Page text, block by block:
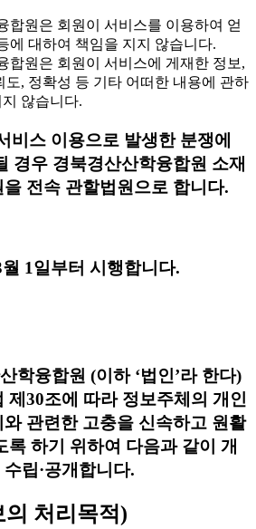
합원은 회원이 서비스를 이용하여 얻
에 대하여 책임을 지지 않습니다.
합원은 회원이 서비스에 게재한 정보,
도, 정확성 등 기타 어떠한 내용에 관하
않습니다.
비스 이용으로 발생한 분쟁에
경우 경북경산산학융합원 소재
전속 관할법원으로 합니다.
1일부터 시행합니다.
학융합원 (이하 ‘법인’라 한다)
제30조에 따라 정보주체의 개인
관련한 고충을 신속하고 원활
록 하기 위하여 다음과 같이 개
립·공개합니다.
처리목적)